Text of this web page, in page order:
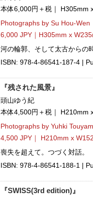
本体6,000円＋税｜ H305mm
Photographs by Su Hou-Wen
6,000 JPY｜H305mm x
河の輪郭、そして太古からの
ISBN: 978-4-86541-187-4 |
『残された風景』
頭山ゆう紀
本体4,500円＋税｜ H210mm
Photographs by Yuhki
4,500 JPY｜ H210mm x
喪失を超えて。つづく対話。
ISBN: 978-4-86541-188-1 |
『SWISS(3rd edition)』